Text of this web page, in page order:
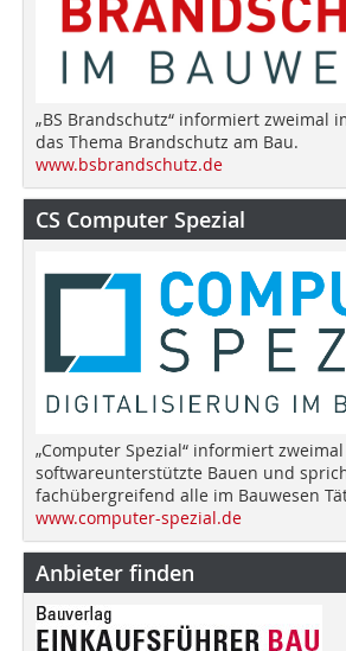
„BS Brandschutz“ informiert zweimal
das Thema Brandschutz am Bau.
www.bsbrandschutz.de
CS Computer Spezial
„Computer Spezial“ informiert
softwareunterstützte Bauen und
fachübergreifend alle im Bauwesen
www.computer-spezial.de
Anbieter finden